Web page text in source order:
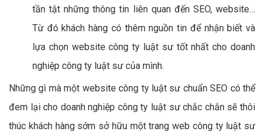
tần tật những thông tin liên quan đến SEO, website…
Từ đó khách hàng có thêm nguồn tin để nhận biết và
lựa chọn website công ty luật sư tốt nhất cho doanh
nghiệp công ty luật sư của mình.
Những gì mà một website công ty luật sư chuẩn SEO có thể
đem lại cho doanh nghiệp công ty luật sư chắc chắn sẽ thôi
thúc khách hàng sớm sở hữu một trang web công ty luật sư